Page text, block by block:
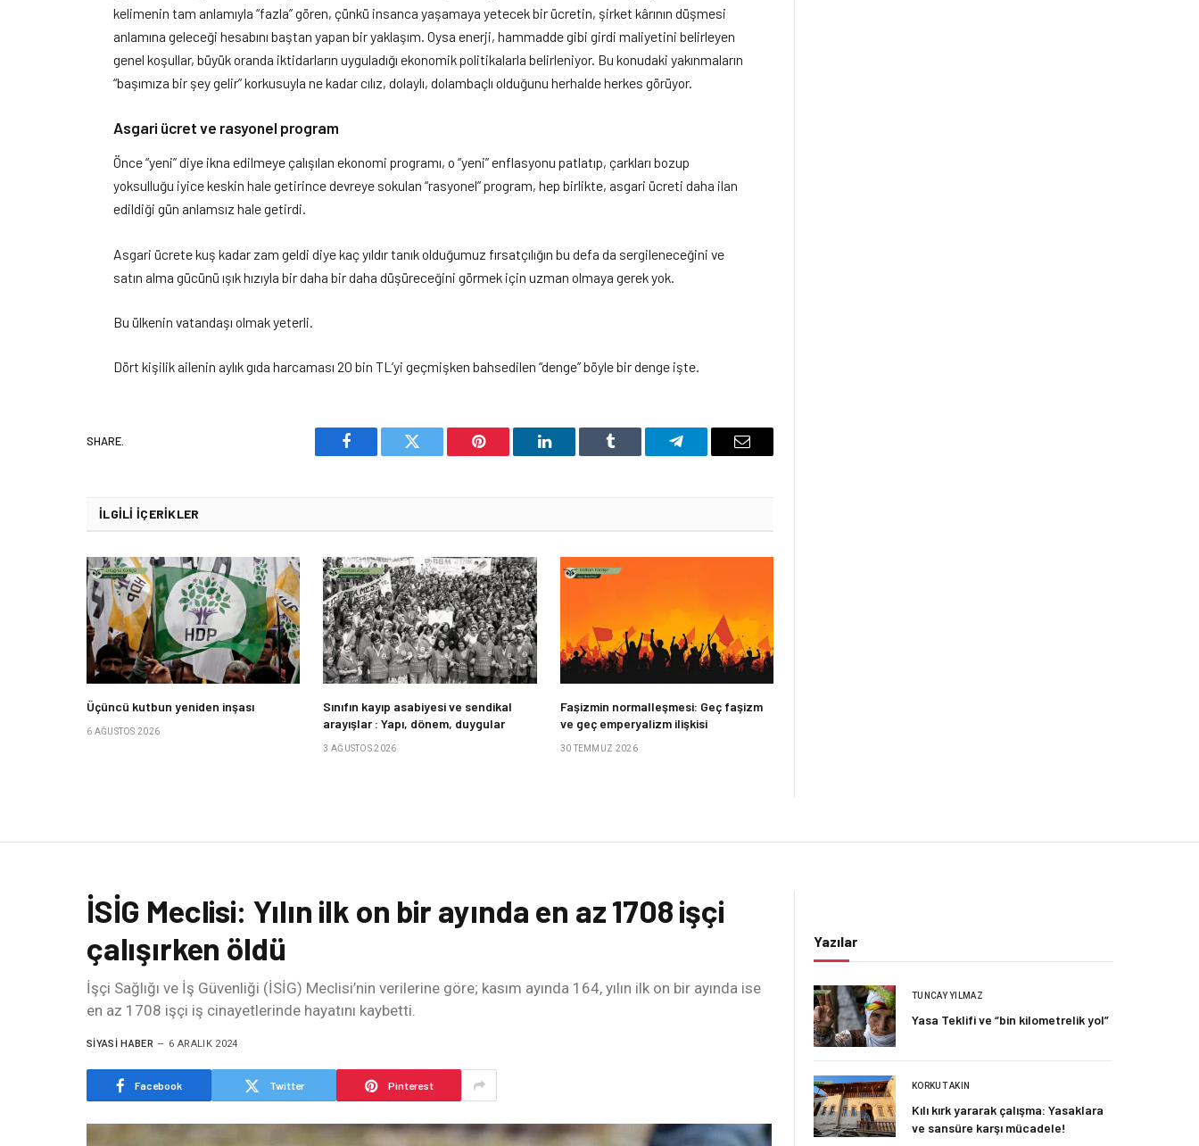
kelimenin tam anlamıyla “fazla” gören, çünkü insanca yaşamaya yetecek bir ücretin, şirket kârının düşmesi
anlamına geleceği hesabını baştan yapan bir yaklaşım. Oysa enerji, hammadde gibi girdi maliyetini belirleyen
genel koşullar, büyük oranda iktidarların uyguladığı ekonomik politikalarla belirleniyor. Bu konudaki yakınmaların
“başımıza bir şey gelir” korkusuyla ne kadar cılız, dolaylı, dolambaçlı olduğunu herhalde herkes görüyor.
Asgari ücret ve rasyonel program
Önce “yeni” diye ikna edilmeye çalışılan ekonomi programı, o “yeni” enflasyonu patlatıp, çarkları bozup
yoksulluğu iyice keskin hale getirince devreye sokulan “rasyonel” program, hep birlikte, asgari ücreti daha ilan
edildiği gün anlamsız hale getirdi.
Asgari ücrete kuş kadar zam geldi diye kaç yıldır tanık olduğumuz fırsatçılığın bu defa da sergileneceğini ve
satın alma gücünü ışık hızıyla bir daha bir daha düşüreceğini görmek için uzman olmaya gerek yok.
Bu ülkenin vatandaşı olmak yeterli.
Dört kişilik ailenin aylık gıda harcaması 20 bin TL’yi geçmişken bahsedilen “denge” böyle bir denge işte.
SHARE.
Facebook Twitter Pinterest LinkedIn Tumblr Telegram Email
İLGILI İÇERIKLER
Üçüncü kutbun yeniden inşası
6 AĞUSTOS 2026
Sınıfın kayıp asabiyesi ve sendikal
arayışlar : Yapı, dönem, duygular
3 AĞUSTOS 2026
Faşizmin normalleşmesi: Geç faşizm
ve geç emperyalizm ilişkisi
30 TEMMUZ 2026
İSİG Meclisi: Yılın ilk on bir ayında en az 1708 işçi
çalışırken öldü
İşçi Sağlığı ve İş Güvenliği (İSİG) Meclisi’nin verilerine göre; kasım ayında 164, yılın ilk on bir ayında ise
en az 1708 işçi iş cinayetlerinde hayatını kaybetti.
SIYASI HABER 6 ARALIK 2024
Facebook Twitter Pinterest
Yazılar
TUNCAY YILMAZ
Yasa Teklifi ve “bin kilometrelik yol”
KORKUT AKIN
Kılı kırk yararak çalışma: Yasaklara
ve sansüre karşı mücadele!